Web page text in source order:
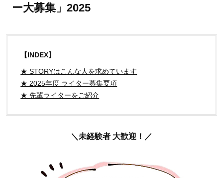
ママとパパに贈る「ジェンダーレ
ー大募集」2025
【INDEX】
★ STORYはこんな人を求めています
★ 2025年度 ライター募集要項
★ 先輩ライターをご紹介
＼未経験者 大歓迎！／